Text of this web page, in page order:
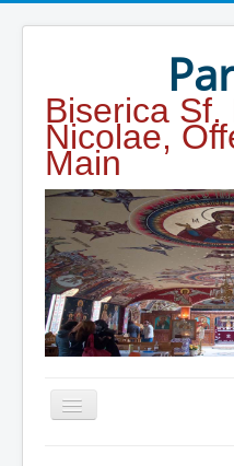
Biserica
Nicolae,
Main